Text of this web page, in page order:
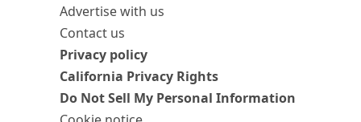
Advertise with us
Contact us
Privacy policy
California Privacy Rights
Do Not Sell My Personal Information